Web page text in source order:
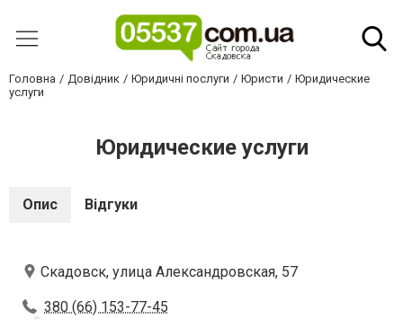
Головна Довідник Юридичні послуги Юристи
Юридические
услуги
Юридические услуги
Опис Відгуки
Скадовск, улица Александровская, 57
380 (66) 153-77-45